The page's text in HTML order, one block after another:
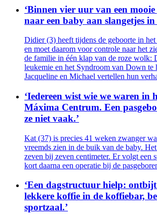
‘Binnen vier uur van een
naar een baby aan slangetjes in
Didier (3) heeft tijdens de geboorte in
en moet daarom voor controle naar het
de familie in één klap van de roze wolk:
leukemie en het Syndroom van Down te
Jacqueline en Michael vertellen hun
‘Iedereen wist wie we waren in
Máxima Centrum. Een
ze niet vaak.’
Kat (37) is precies 41 weken zwanger
vreemds zien in de buik van de baby.
zeven bij zeven centimeter. Er volgt een
kort daarna een operatie bij de
‘Een dagstructuur hielp: ontbijt
lekkere koffie in de koffiebar,
sportzaal.’